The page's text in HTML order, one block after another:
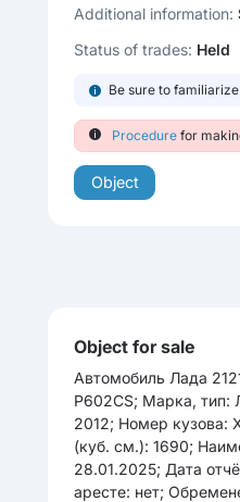
Additional information:
Status of trades: Held
Be sure to
Procedure for
Object
Object for sale
Автомобиль Лада
P602CS; Марка, тип:
2012; Номер кузова:
(куб. см.): 1690;
28.01.2025; Дата
аресте: нет;